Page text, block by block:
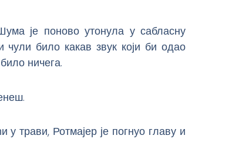
је поново утонула у сабласну
било какав звук који би одао
ничега.
у трави, Ротмајер је погнуо главу и